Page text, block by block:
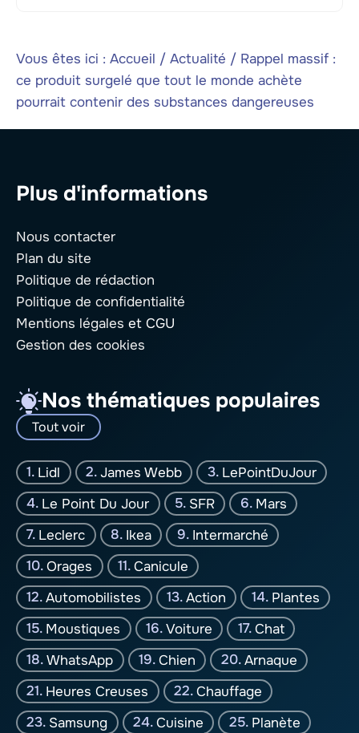
Vous êtes ici : Accueil / Actualité / Rappel massif :
ce produit surgelé que tout le monde achète
pourrait contenir des substances dangereuses
Plus d'informations
Nous contacter
Plan du site
Politique de rédaction
Politique de confidentialité
Mentions légales et CGU
Gestion des cookies
Nos thématiques populaires
Tout voir
Lidl James Webb
LePointDuJour
Le Point Du Jour
SFR
Mars
Leclerc
Ikea
Intermarché
Orages
Canicule
Automobilistes
Action
Plantes
Moustiques
Voiture
Chat
WhatsApp
Chien
Arnaque
Heures Creuses
Chauffage
Samsung
Cuisine Planète